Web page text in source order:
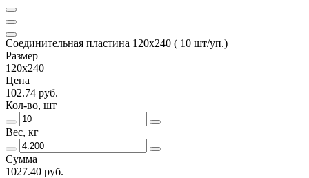
Соединительная пластина 120х240 ( 10 шт/уп.)
Размер
120х240
Цена
102.74 руб.
Кол-во, шт
Вес, кг
Сумма
1027.40 руб.